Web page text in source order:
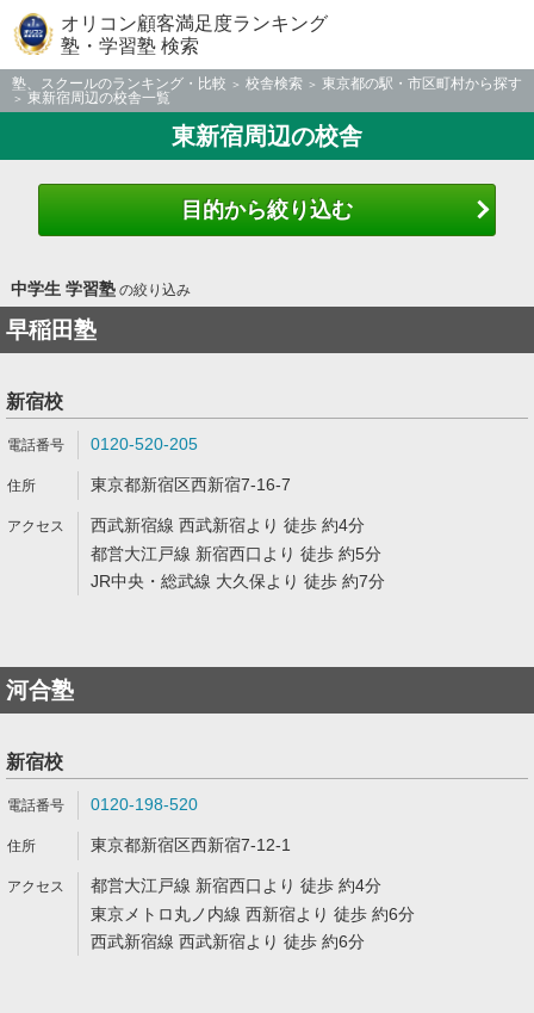
オリコン顧客満足度ランキング
塾・学習塾 検索
塾、スクールのランキング・比較 校舎検索
東京都の駅・市区町村から探す
東新宿周辺の校舎一覧
東新宿周辺の校舎
目的から絞り込む
中学生 学習塾の絞り込み
早稲田塾
新宿校
0120-520-205
東京都新宿区西新宿7-16-7
西武新宿線 西武新宿より 徒歩 約4分
都営大江戸線 新宿西口より 徒歩 約5分
JR中央・総武線 大久保より 徒歩 約7分
河合塾
新宿校
0120-198-520
東京都新宿区西新宿7-12-1
都営大江戸線 新宿西口より 徒歩 約4分
東京メトロ丸ノ内線 西新宿より 徒歩 約6分
西武新宿線 西武新宿より 徒歩 約6分